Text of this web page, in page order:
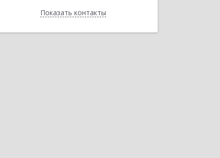
Показать контакты
Назад